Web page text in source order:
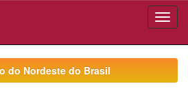
do Nordeste do Brasil